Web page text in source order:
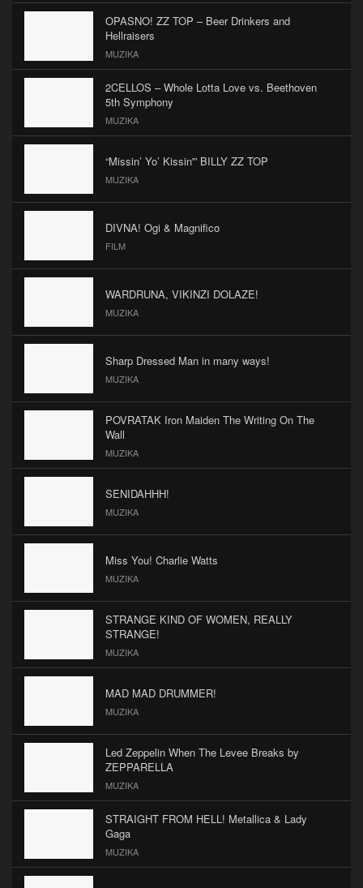
OPASNO! ZZ TOP – Beer Drinkers and
Hellraisers
MUZIKA
2CELLOS – Whole Lotta Love vs. Beethoven
5th Symphony
MUZIKA
“Missin’ Yo’ Kissin'” BILLY ZZ TOP
MUZIKA
DIVNA! Ogi & Magnifico
FILM
WARDRUNA, VIKINZI DOLAZE!
MUZIKA
Sharp Dressed Man in many ways!
MUZIKA
POVRATAK Iron Maiden The Writing On The
Wall
MUZIKA
SENIDAHHH!
MUZIKA
Miss You! Charlie Watts
MUZIKA
STRANGE KIND OF WOMEN, REALLY
STRANGE!
MUZIKA
MAD MAD DRUMMER!
MUZIKA
Led Zeppelin When The Levee Breaks by
ZEPPARELLA
MUZIKA
STRAIGHT FROM HELL! Metallica & Lady
Gaga
MUZIKA